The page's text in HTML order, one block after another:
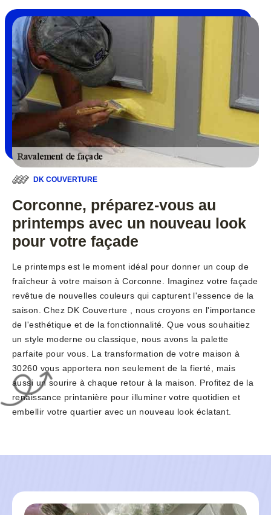
DK COUVERTURE
Corconne, préparez-vous au
printemps avec un nouveau look
pour votre façade
Le printemps est le moment idéal pour donner un coup de
fraîcheur à votre maison à Corconne. Imaginez votre façade
revêtue de nouvelles couleurs qui capturent l'essence de la
saison. Chez DK Couverture , nous croyons en l'importance
de l'esthétique et de la fonctionnalité. Que vous souhaitiez
un style moderne ou classique, nous avons la palette
parfaite pour vous. La transformation de votre maison à
30260 vous apportera non seulement de la fierté, mais
aussi un sourire à chaque retour à la maison. Profitez de la
renaissance printanière pour illuminer votre quotidien et
embellir votre quartier avec un nouveau look éclatant.